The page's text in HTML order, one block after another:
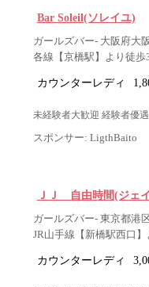
Bar Soleil(ソレイユ)
ガールズバー- 大阪府大
各線【京橋駅】より徒歩
カウンターレディ
未経験者大歓迎 経験者優
スポンサー: LigthBaito
ＪＪ 自由時間(ジェ
ガールズバー- 東京都港
JR山手線【新橋駅西口
カウンターレディ